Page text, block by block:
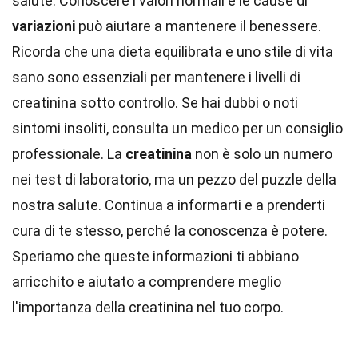
variazioni può aiutare a mantenere il benessere.
Ricorda che una dieta equilibrata e uno stile di vita
sano sono essenziali per mantenere i livelli di
creatinina sotto controllo. Se hai dubbi o noti
sintomi insoliti, consulta un medico per un consiglio
professionale. La creatinina non è solo un numero
nei test di laboratorio, ma un pezzo del puzzle della
nostra salute. Continua a informarti e a prenderti
cura di te stesso, perché la conoscenza è potere.
Speriamo che queste informazioni ti abbiano
arricchito e aiutato a comprendere meglio
l'importanza della creatinina nel tuo corpo.